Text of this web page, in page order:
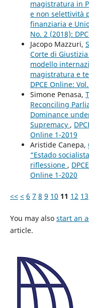
magistratura in
e non selettività
finanziaria e
No. 2 (2018):
Jacopo Mazzuri,
Corte di
modello
magistratura e
DPCE Online:
Simone Penasa,
Reconciling
Dominance
Supremacy ,
Online 1-2019
Aristide Canepa,
“Estado
riflessione ,
Online 1-2020
<< < 6 7 8 9 10 11 12 13
You may also start an
article.